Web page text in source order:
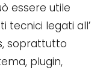
essere utile
tecnici legati all’
, soprattutto
plugin,